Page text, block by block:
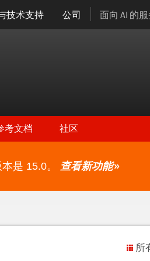
技术支持 公司 面向 AI 的
考文档 社区
是 15.0。 查看新功能»
所